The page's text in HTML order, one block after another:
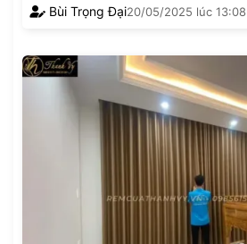
Bùi Trọng Đại20/05/2025 lúc 13:08